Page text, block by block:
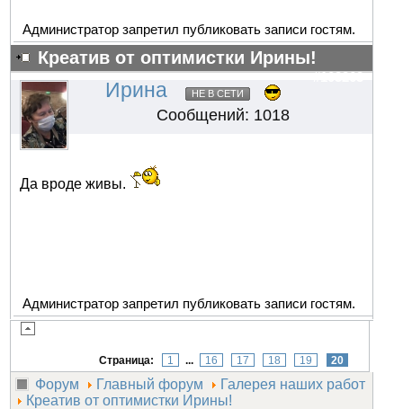
Администратор запретил публиковать записи гостям.
Креатив от оптимистки Ирины!
#103263
Ирина НЕ В СЕТИ
Сообщений: 1018
Да вроде живы.
Администратор запретил публиковать записи гостям.
Страница: 1 ... 16 17 18 19 20
Форум Главный форум
Галерея наших работ
Креатив от оптимистки Ирины!